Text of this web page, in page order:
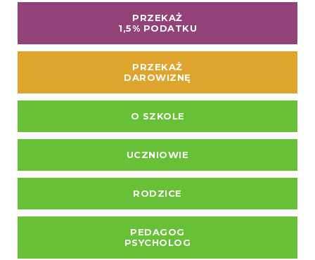
PRZEKAŻ
1,5% PODATKU
PRZEKAŻ
DAROWIZNĘ
O SZKOLE
UCZNIOWIE
RODZICE
PEDAGOG
PSYCHOLOG